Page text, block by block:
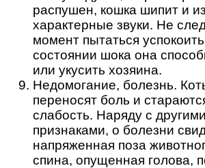
распушен, кошка шипит и
характерные звуки. Не
момент пытаться
состоянии шока она
или укусить хозяина.
Недомогание, болезнь.
переносят боль и
слабость. Наряду с
признаками, о болезни
напряженная поза
спина, опущенная голова,